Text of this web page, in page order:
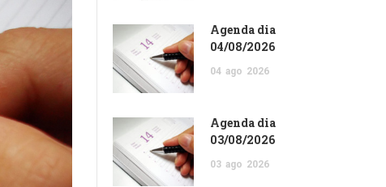
Agenda dia
04/08/2026
04 ago 2026
Agenda dia
03/08/2026
03 ago 2026